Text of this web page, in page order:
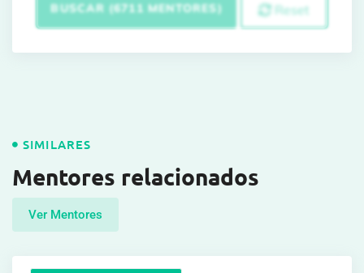
BUSCAR (6711 MENTORES) Reset
SIMILARES
Mentores relacionados
Ver Mentores